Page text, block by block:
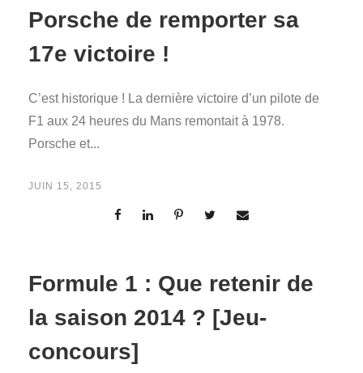
Porsche de remporter sa
17e victoire !
C’est historique ! La dernière victoire d’un pilote de
F1 aux 24 heures du Mans remontait à 1978.
Porsche et...
JUIN 15, 2015
Formule 1 : Que retenir de
la saison 2014 ? [Jeu-
concours]